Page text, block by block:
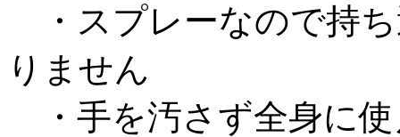
・スプレーなので持
りません
・手を汚さず全身に